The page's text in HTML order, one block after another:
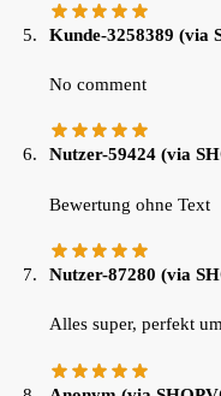
Kunde-3258389 (via
No comment
Nutzer-59424 (via
Bewertung ohne Text
Nutzer-87280 (via
Alles super, perfekt